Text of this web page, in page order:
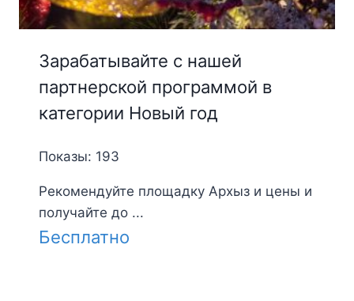
Зарабатывайте с нашей
партнерской программой в
категории Новый год
Показы: 193
Рекомендуйте площадку Архыз и цены и
получайте до ...
Бесплатно